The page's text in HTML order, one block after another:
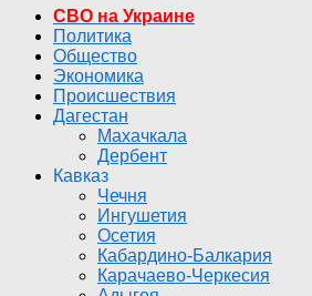
СВО на Украине
Политика
Общество
Экономика
Происшествия
Дагестан
Махачкала
Дербент
Кавказ
Чечня
Ингушетия
Осетия
Кабардино-Балкария
Карачаево-Черкесия